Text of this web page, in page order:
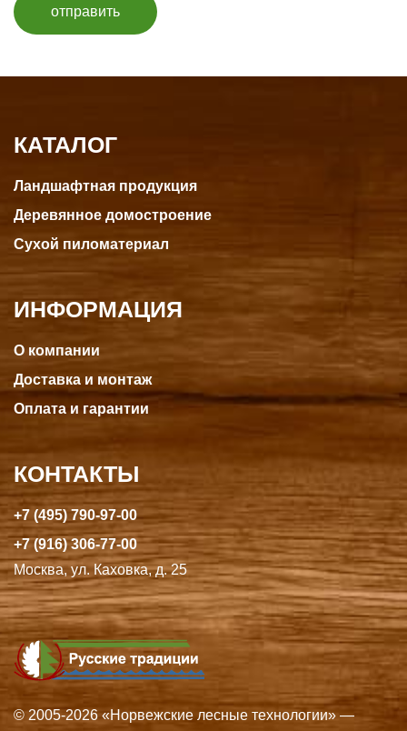
отправить
КАТАЛОГ
Ландшафтная продукция
Деревянное домостроение
Сухой пиломатериал
ИНФОРМАЦИЯ
О компании
Доставка и монтаж
Оплата и гарантии
КОНТАКТЫ
+7 (495) 790-97-00
+7 (916) 306-77-00
Москва, ул. Каховка, д. 25
© 2005-2026 «Норвежские лесные технологии» —